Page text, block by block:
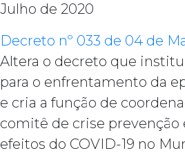
Julho de 2020
Decreto nº 033 de 04 de
Altera o decreto que
para o enfrentamento da
e cria a função de
comitê de crise prevenção
efeitos do COVID-19 no